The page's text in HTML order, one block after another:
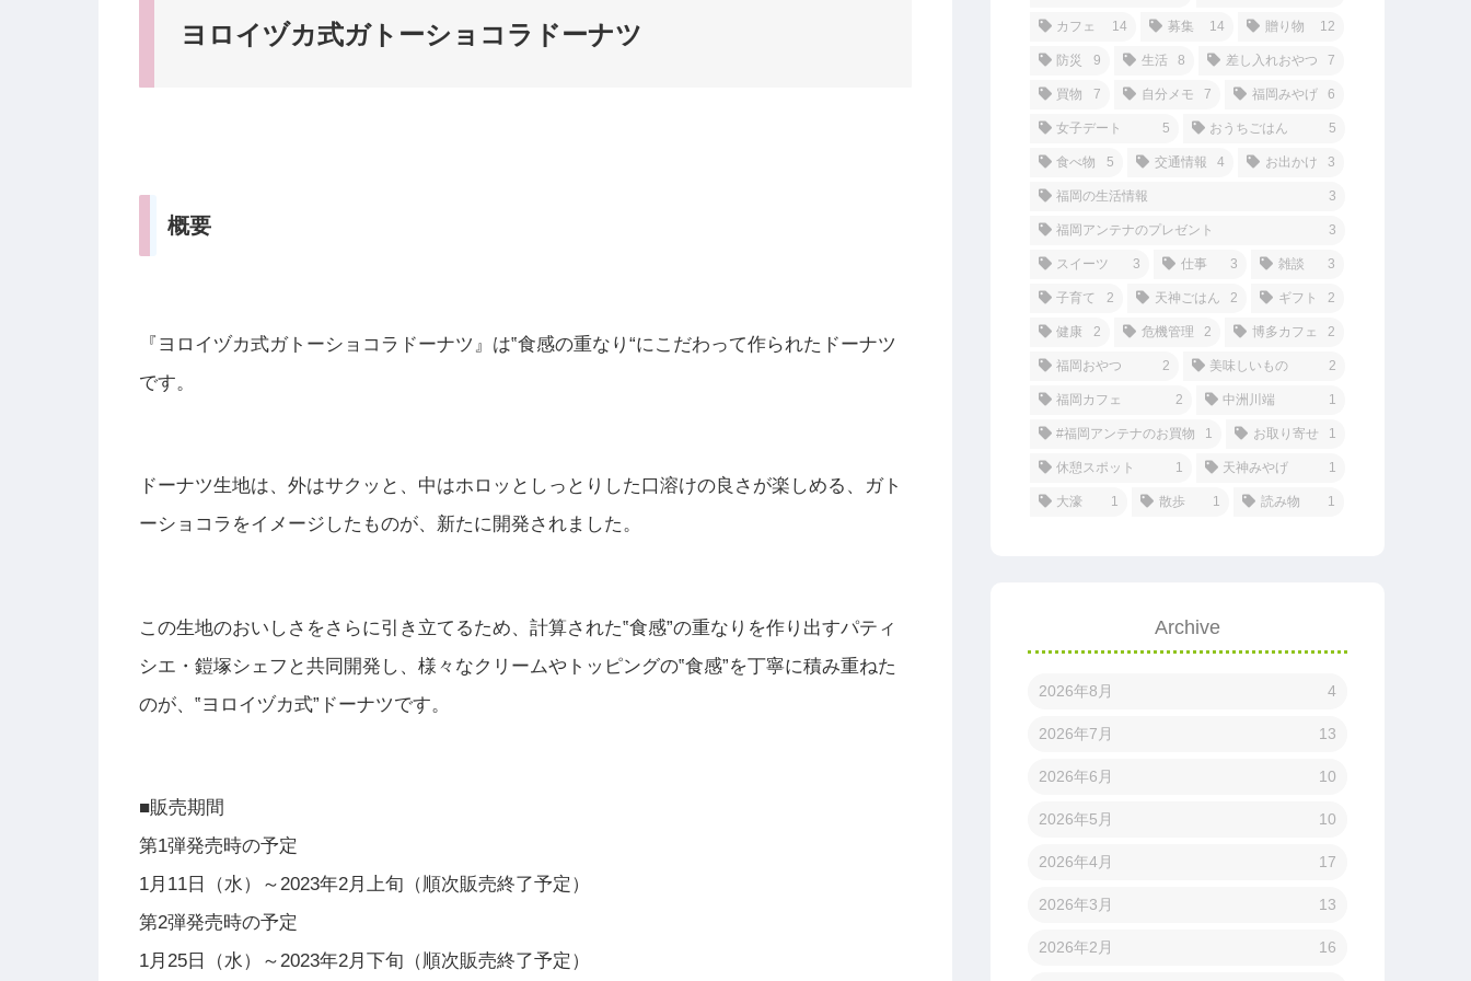
ヨロイヅカ式ガトーショコラドーナツ
概要
『ヨロイヅカ式ガトーショコラドーナツ』は‟食感の重なり“にこだわって作られたドーナツ
です。
ドーナツ生地は、外はサクッと、中はホロッとしっとりした口溶けの良さが楽しめる、ガト
ーショコラをイメージしたものが、新たに開発されました。
この生地のおいしさをさらに引き立てるため、計算された‟食感”の重なりを作り出すパティ
シエ・鎧塚シェフと共同開発し、様々なクリームやトッピングの‟食感”を丁寧に積み重ねた
のが、‟ヨロイヅカ式”ドーナツです。
■販売期間
第1弾発売時の予定
1月11日（水）～2023年2月上旬（順次販売終了予定）
第2弾発売時の予定
1月25日（水）～2023年2月下旬（順次販売終了予定）
カフェ 14 募集 14 贈り物 12
防災 9 生活 8 差し入れおやつ 7
買物 7 自分メモ 7 福岡みやげ 6
女子デート 5 おうちごはん 5
食べ物 5 交通情報 4 お出かけ 3
福岡の生活情報 3
福岡アンテナのプレゼント 3
スイーツ 3 仕事 3 雑談 3
子育て 2 天神ごはん 2 ギフト 2
健康 2 危機管理 2 博多カフェ 2
福岡おやつ 2 美味しいもの 2
福岡カフェ 2 中洲川端 1
#福岡アンテナのお買物 1 お取り寄せ 1
休憩スポット 1 天神みやげ 1
大濠 1 散歩 1 読み物 1
Archive
2026年8月 4
2026年7月 13
2026年6月 10
2026年5月 10
2026年4月 17
2026年3月 13
2026年2月 16